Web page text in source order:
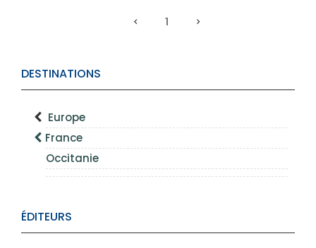
DESTINATIONS
Europe
France
Occitanie
ÉDITEURS
1